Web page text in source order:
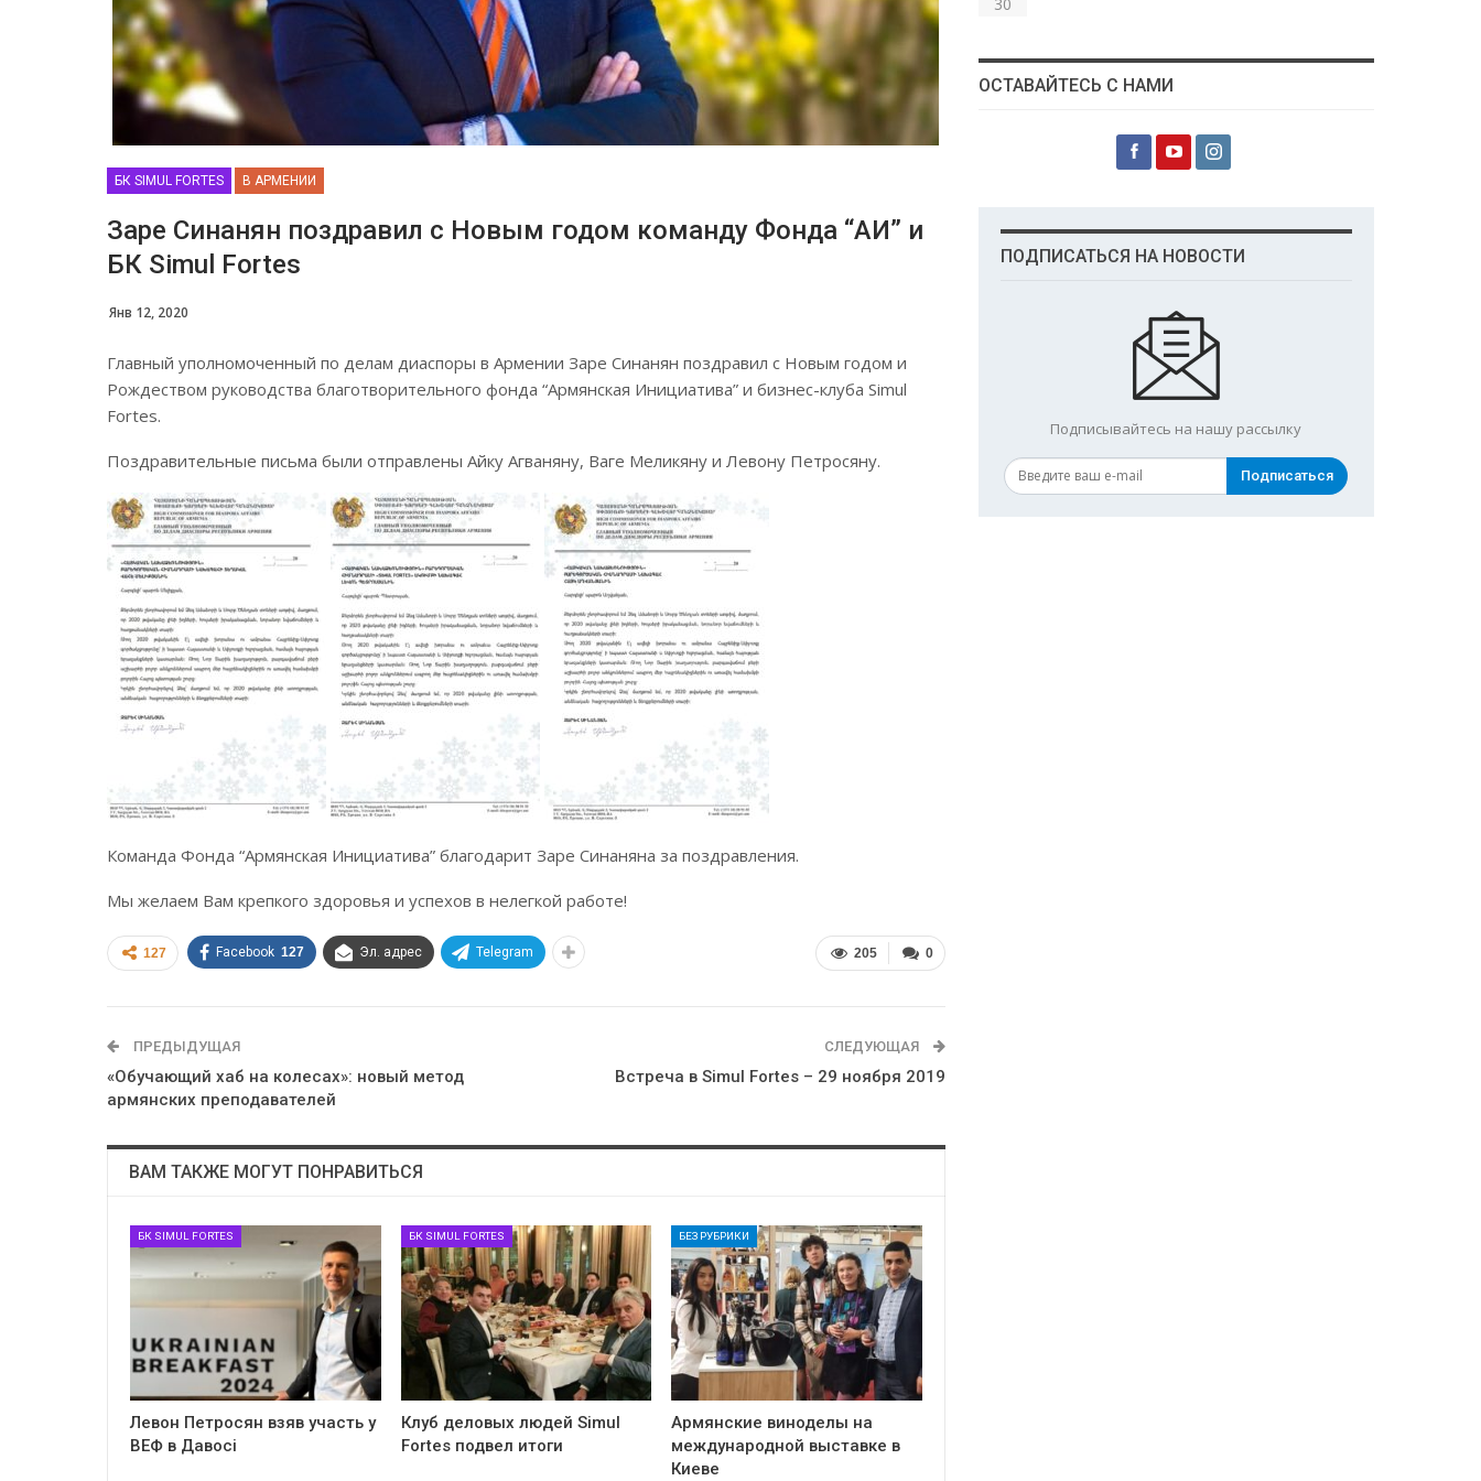
БК SIMUL FORTES В АРМЕНИИ
Заре Синанян поздравил с Новым годом команду Фонда “АИ” и
БК Simul Fortes
Янв 12, 2020
Главный уполномоченный по делам диаспоры в Армении Заре Синанян поздравил с Новым годом и
Рождеством руководства благотворительного фонда “Армянская Инициатива” и бизнес-клуба Simul
Fortes.
Поздравительные письма были отправлены Айку Агваняну, Ваге Меликяну и Левону Петросяну.
Команда Фонда “Армянская Инициатива” благодарит Заре Синаняна за поздравления.
Мы желаем Вам крепкого здоровья и успехов в нелегкой работе!
0
205
127 Facebook 127 Эл. адрес Telegram
ПРЕДЫДУЩАЯ
«Обучающий хаб на колесах»: новый метод
армянских преподавателей
СЛЕДУЮЩАЯ
Встреча в Simul Fortes – 29 ноября 2019
ВАМ ТАКЖЕ МОГУТ ПОНРАВИТЬСЯ
БК SIMUL FORTES
Левон Петросян взяв участь у
ВЕФ в Давосі
БК SIMUL FORTES
Клуб деловых людей Simul
Fortes подвел итоги
БЕЗ РУБРИКИ
Армянские виноделы на
международной выставке в
Киеве
ОСТАВАЙТЕСЬ С НАМИ
ПОДПИСАТЬСЯ НА НОВОСТИ
Подписывайтесь на нашу рассылку
Подписаться